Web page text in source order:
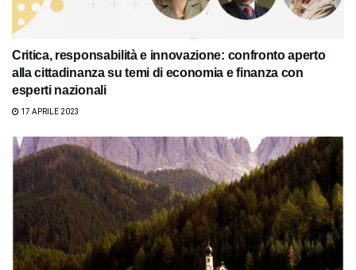
Critica, responsabilità e innovazione: confronto aperto
alla cittadinanza su temi di economia e finanza con
esperti nazionali
17 APRILE 2023